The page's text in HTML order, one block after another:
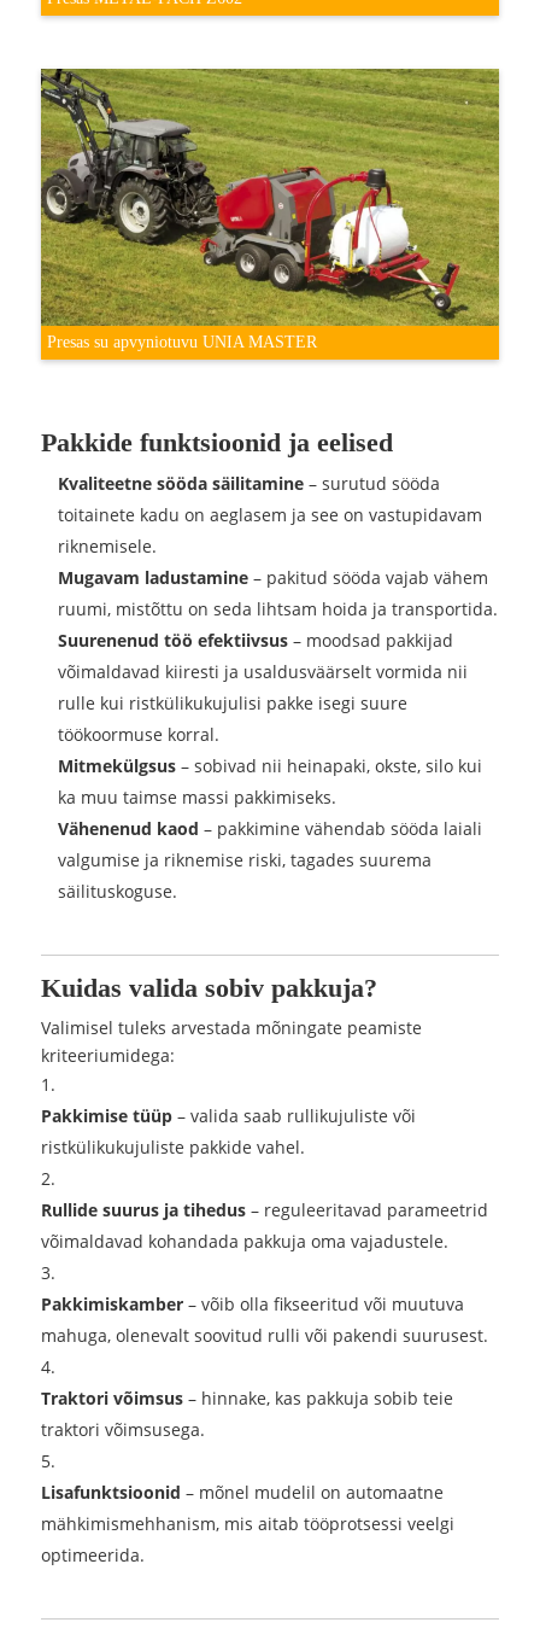
Presas su apvyniotuvu UNIA MASTER
Pakkide funktsioonid ja eelised
Kvaliteetne sööda säilitamine – surutud sööda
toitainete kadu on aeglasem ja see on vastupidavam
riknemisele.
Mugavam ladustamine – pakitud sööda vajab vähem
ruumi, mistõttu on seda lihtsam hoida ja transportida.
Suurenenud töö efektiivsus – moodsad pakkijad
võimaldavad kiiresti ja usaldusväärselt vormida nii
rulle kui ristkülikukujulisi pakke isegi suure
töökoormuse korral.
Mitmekülgsus – sobivad nii heinapaki, okste, silo kui
ka muu taimse massi pakkimiseks.
Vähenenud kaod – pakkimine vähendab sööda laiali
valgumise ja riknemise riski, tagades suurema
säilituskoguse.
Kuidas valida sobiv pakkuja?
Valimisel tuleks arvestada mõningate peamiste
kriteeriumidega:
Pakkimise tüüp – valida saab rullikujuliste või
ristkülikukujuliste pakkide vahel.
Rullide suurus ja tihedus – reguleeritavad parameetrid
võimaldavad kohandada pakkuja oma vajadustele.
Pakkimiskamber – võib olla fikseeritud või muutuva
mahuga, olenevalt soovitud rulli või pakendi suurusest.
Traktori võimsus – hinnake, kas pakkuja sobib teie
traktori võimsusega.
Lisafunktsioonid – mõnel mudelil on automaatne
mähkimismehhanism, mis aitab tööprotsessi veelgi
optimeerida.